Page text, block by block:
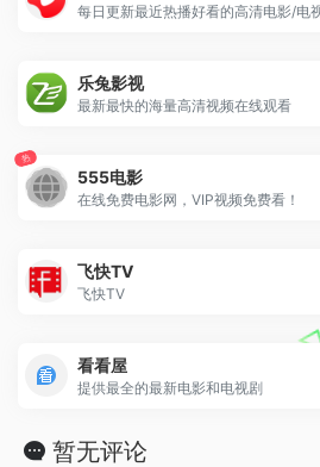
乐兔影视
最新最快的海量高清视频在线观看
热
555电影
在线免费电影网，VIP视频免费看！
飞快TV
飞快TV
看看屋
提供最全的最新电影和电视剧
暂无评论